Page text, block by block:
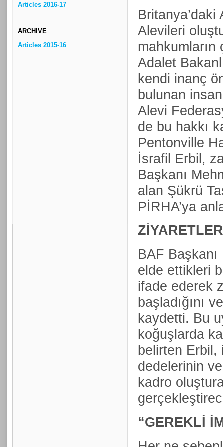
Articles 2016-17
ARCHIVE
Articles 2015-16
Britanya’daki
Alevileri
Adalet
kendi inanç
bulunan
Alevi
de bu hakkı
Pentonville
İsrafil Erbil,
Başkanı
alan Şükrü
PİRHA’ya
BAF
elde ettikleri
ifade ederek
başladığını
kaydetti. Bu
koğuşlarda
belirten Erbil,
dedelerinin
kadro
“GEREKLİ